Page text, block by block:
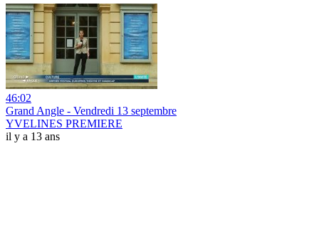
46:02
Grand Angle - Vendredi 13 septembre
YVELINES PREMIERE
il y a 13 ans